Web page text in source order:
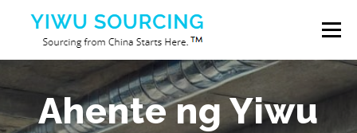
Skip to content
Menu
Mga serbisyo Lungsod ng Yiwu
Ahente ng Yiwu